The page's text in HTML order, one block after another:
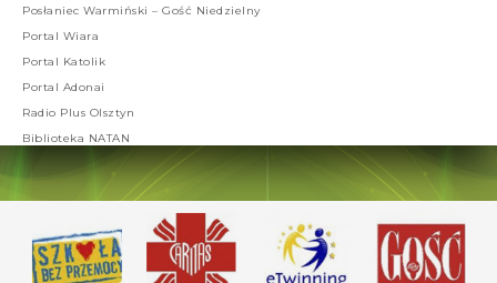
Posłaniec Warmiński – Gość Niedzielny
Portal Wiara
Portal Katolik
Portal Adonai
Radio Plus Olsztyn
Biblioteka NATAN